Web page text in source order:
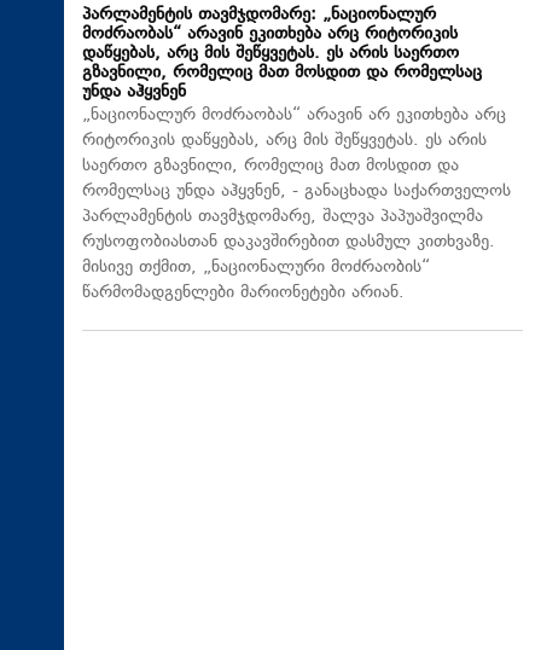
პარლამენტის თავმჯდომარე: „ნაციონალურ
მოძრაობას“ არავინ ეკითხება არც რიტორიკის
დაწყებას, არც მის შეწყვეტას. ეს არის საერთო
გზავნილი, რომელიც მათ მოსდით და რომელსაც
უნდა აჰყვნენ
„ნაციონალურ მოძრაობას“ არავინ არ ეკითხება არც
რიტორიკის დაწყებას, არც მის შეწყვეტას. ეს არის
საერთო გზავნილი, რომელიც მათ მოსდით და
რომელსაც უნდა აჰყვნენ, - განაცხადა საქართველოს
პარლამენტის თავმჯდომარე, შალვა პაპუაშვილმა
რუსოფობიასთან დაკავშირებით დასმულ კითხვაზე.
მისივე თქმით, „ნაციონალური მოძრაობის“
წარმომადგენლები მარიონეტები არიან.